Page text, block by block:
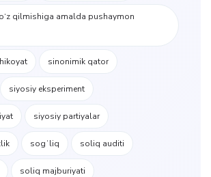
qilmishiga amalda pushaymon
sinonimik qator
siyosiy eksperiment
siyosiy partiyalar
sogʻliq soliq auditi
soliq majburiyati